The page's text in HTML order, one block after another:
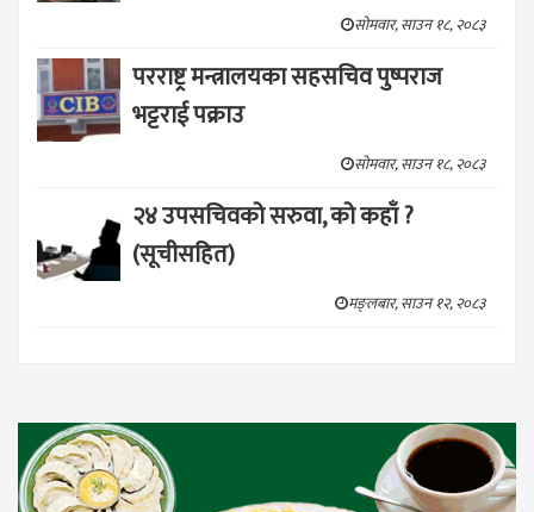
सोमवार, साउन १८, २०८३
परराष्ट्र मन्त्रालयका सहसचिव पुष्पराज
भट्टराई पक्राउ
सोमवार, साउन १८, २०८३
२४ उपसचिवको सरुवा, को कहाँ ?
(सूचीसहित)
मङ्लबार, साउन १२, २०८३